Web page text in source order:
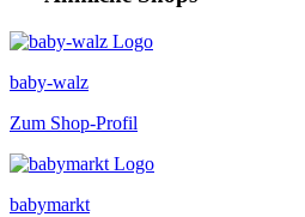
baby-walz
Zum Shop-Profil
babymarkt